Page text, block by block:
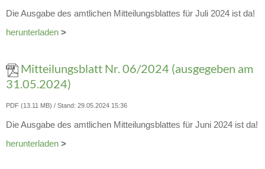
Die Ausgabe des amtlichen Mitteilungsblattes für Juli 2024 ist da!
herunterladen >
Mitteilungsblatt Nr. 06/2024 (ausgegeben am
31.05.2024)
PDF (13.11 MB) Stand: 29.05.2024 15:36
Die Ausgabe des amtlichen Mitteilungsblattes für Juni 2024 ist da!
herunterladen >